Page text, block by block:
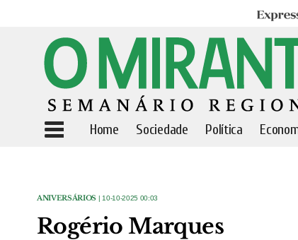
Expresso
Home Sociedade Política
ANIVERSÁRIOS | 10-10-2025 00:03
Rogério Marques